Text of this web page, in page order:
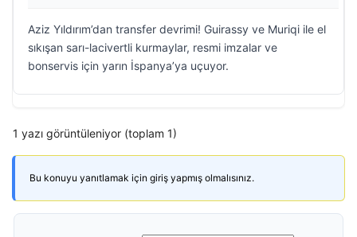
Aziz Yıldırım’dan transfer devrimi! Guirassy ve Muriqi ile el
sıkışan sarı-lacivertli kurmaylar, resmi imzalar ve
bonservis için yarın İspanya’ya uçuyor.
1 yazı görüntüleniyor (toplam 1)
Bu konuyu yanıtlamak için giriş yapmış olmalısınız.